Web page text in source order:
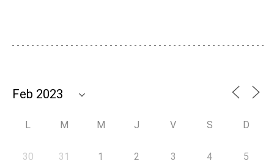
L M M J V S D
30 31 1 2 3 4 5